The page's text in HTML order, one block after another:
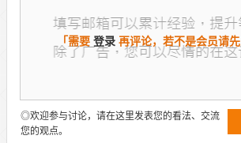
◎欢迎参与讨论，请在这里发表您的看法、交流
您的观点。
「需要 登录 再评论，若不是会员请先